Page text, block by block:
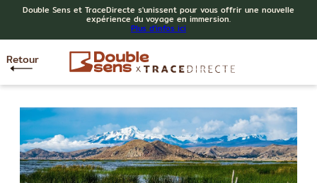
Double Sens et TraceDirecte s'unissent pour vous offrir une nouvelle
expérience du voyage en immersion.
Plus d'infos ici
Retour